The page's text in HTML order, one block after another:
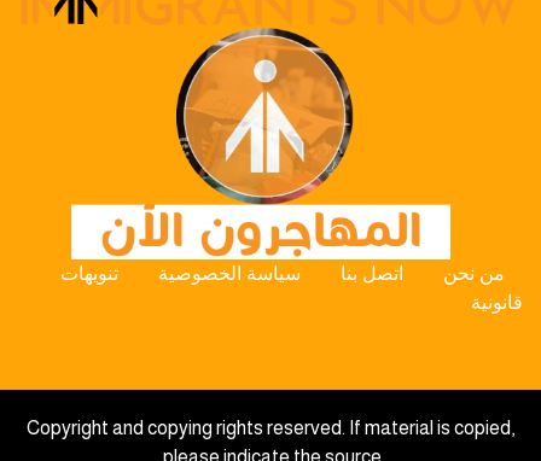
من نحن اتصل بنا سياسة الخصوصية
تنويهات
قانونية
Copyright and copying rights reserved. If material is copied,
please indicate the source.